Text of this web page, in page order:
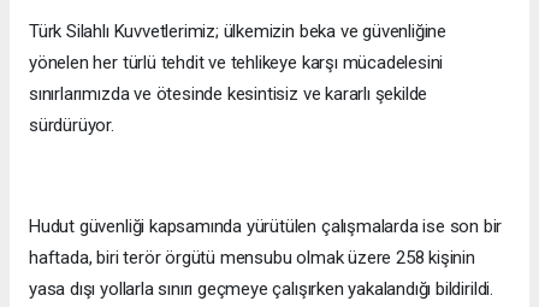
Türk Silahlı Kuvvetlerimiz; ülkemizin beka ve güvenliğine
yönelen her türlü tehdit ve tehlikeye karşı mücadelesini
sınırlarımızda ve ötesinde kesintisiz ve kararlı şekilde
sürdürüyor.
Hudut güvenliği kapsamında yürütülen çalışmalarda ise son bir
haftada, biri terör örgütü mensubu olmak üzere 258 kişinin
yasa dışı yollarla sınırı geçmeye çalışırken yakalandığı bildirildi.